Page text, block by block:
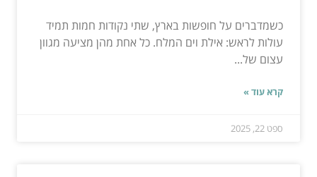
כשמדברים על חופשות בארץ, שתי נקודות חמות תמיד
עולות לראש: אילת וים המלח. כל אחת מהן מציעה מגוון
עצום של...
קרא עוד »
ספט 22, 2025